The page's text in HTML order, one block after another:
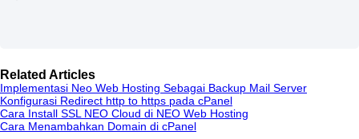
Related Articles
Implementasi Neo Web Hosting Sebagai Backup Mail Server
Konfigurasi Redirect http to https pada cPanel
Cara Install SSL NEO Cloud di NEO Web Hosting
Cara Menambahkan Domain di cPanel